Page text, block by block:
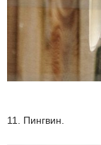
11. Пингвин.